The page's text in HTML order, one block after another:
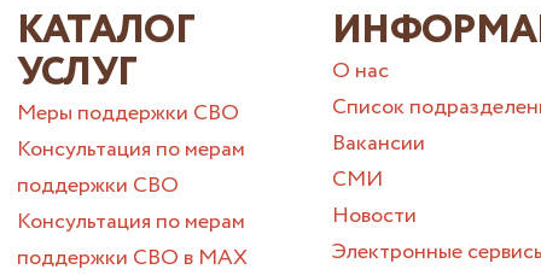
КАТАЛОГ
УСЛУГ
Меры поддержки СВО
Консультация по мерам
поддержки СВО
Консультация по мерам
поддержки СВО в МАХ
О нас
Список
Вакансии
СМИ
Новости
Электронные